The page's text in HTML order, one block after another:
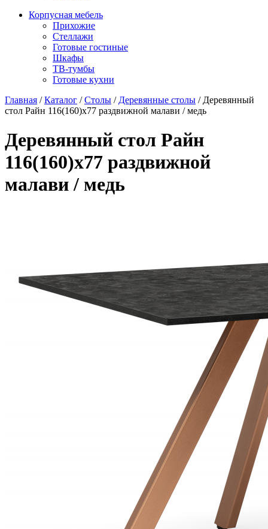
Корпусная мебель
Прихожие
Стеллажи
Готовые гостиные
Шкафы
ТВ-тумбы
Готовые кухни
Главная /Каталог /Столы / Деревянные столы / Деревянный
стол Райн 116(160)x77 раздвижной малави / медь
Деревянный стол Райн
116(160)x77 раздвижной
малави / медь